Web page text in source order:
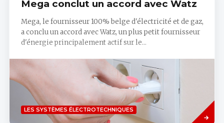
Mega conclut un accord avec Watz
Mega, le fournisseur 100% belge d'électricité et de gaz,
a conclu un accord avec Watz, un plus petit fournisseur
d'énergie principalement actif sur le...
LES SYSTÈMES ÉLECTROTECHNIQUES
Savoir
plus